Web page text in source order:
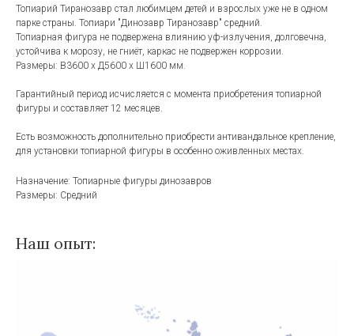
Топиарий Тиранозавр стал любимцем детей и взрослых уже не в одном
парке страны. Топиари "Динозавр Тиранозавр" средний.
Топиарная фигура не подвержена влиянию уф-излучения, долговечна,
устойчива к морозу, не гниёт, каркас не подвержен коррозии.
Размеры: В3600 х Д5600 х Ш1600 мм.
Гарантийный период исчисляется с момента приобретения топиарной
фигуры и составляет 12 месяцев.
Есть возможность дополнительно приобрести антивандальное крепление,
для установки топиарной фигуры в особенно оживленных местах.
Назначение: Топиарные фигуры динозавров
Размеры: Средний
Наш опыт: